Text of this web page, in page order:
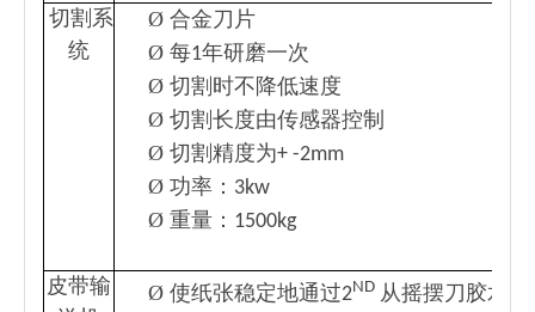
切割系
统
Ø 合金刀片
Ø 每1年研磨一次
Ø 切割时不降低速度
Ø 切割长度由传感器控制
Ø 切割精度为+ -2mm
Ø 功率：3kw
Ø 重量：1500kg
皮带输
Ø 使纸张稳定地通过2ND 从摇摆刀胶水站